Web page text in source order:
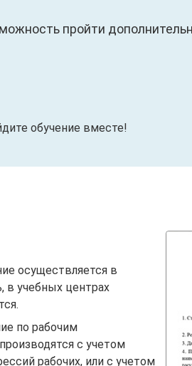
пройти
обучение вместе!
осуществляется в
в учебных центрах
по рабочим
с учетом
рабочих, или с учетом